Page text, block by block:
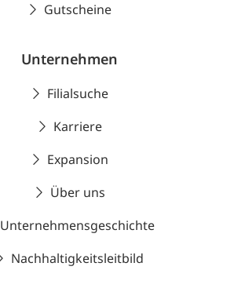
Gutscheine
Unternehmen
Filialsuche
Karriere
Expansion
Über uns
Unternehmensgeschichte
Nachhaltigkeitsleitbild